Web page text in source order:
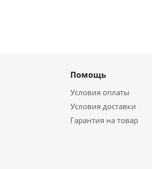
Помощь
Условия оплаты
Условия доставки
Гарантия на товар